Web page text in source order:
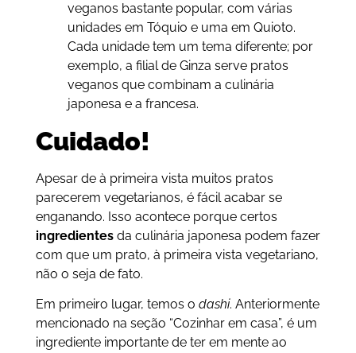
veganos bastante popular, com várias
unidades em Tóquio e uma em Quioto.
Cada unidade tem um tema diferente; por
exemplo, a filial de Ginza serve pratos
veganos que combinam a culinária
japonesa e a francesa.
Cuidado!
Apesar de à primeira vista muitos pratos
parecerem vegetarianos, é fácil acabar se
enganando. Isso acontece porque certos
ingredientesda culinária japonesa podem fazer
com que um prato, à primeira vista vegetariano,
não o seja de fato.
Em primeiro lugar, temos o dashi. Anteriormente
mencionado na seção “Cozinhar em casa”, é um
ingrediente importante de ter em mente ao